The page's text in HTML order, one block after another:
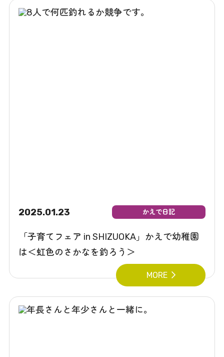
2025.01.23 かえで日記
「子育てフェア in SHIZUOKA」かえで幼稚園
は＜虹色のさかなを釣ろう＞
MORE